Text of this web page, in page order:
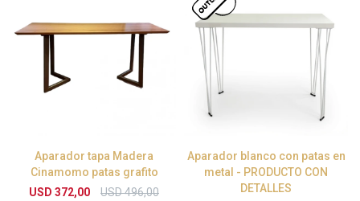
Aparador tapa Madera
Cinamomo patas grafito
USD 372,00 USD496,00
Aparador blanco con patas en
metal - PRODUCTO CON
DETALLES